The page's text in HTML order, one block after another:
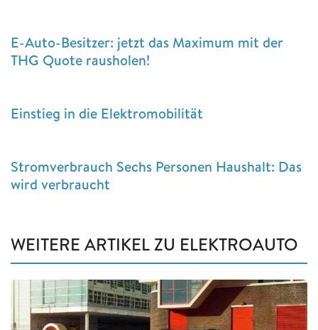
E-Auto-Besitzer: jetzt das Maximum mit der
THG Quote rausholen!
Einstieg in die Elektromobilität
Stromverbrauch Sechs Personen Haushalt: Das
wird verbraucht
WEITERE ARTIKEL ZU ELEKTROAUTO